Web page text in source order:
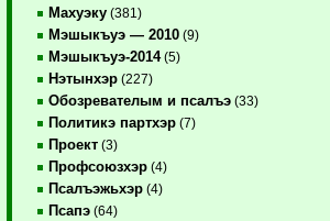
Махуэку (381)
Мэшыкъуэ — 2010 (9)
Мэшыкъуэ-2014(5)
Нэтынхэр (227)
Обозревателым и псалъэ (33)
Политикэ партхэр (7)
Проект (3)
Профсоюзхэр (4)
Псалъэжьхэр (4)
Псапэ (64)